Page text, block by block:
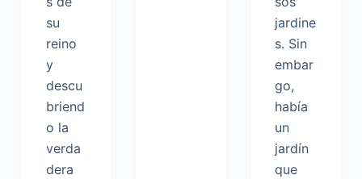
su
reino
y
descu
briend
o la
verda
dera
jardine
s. Sin
embar
go,
había
un
jardín
que